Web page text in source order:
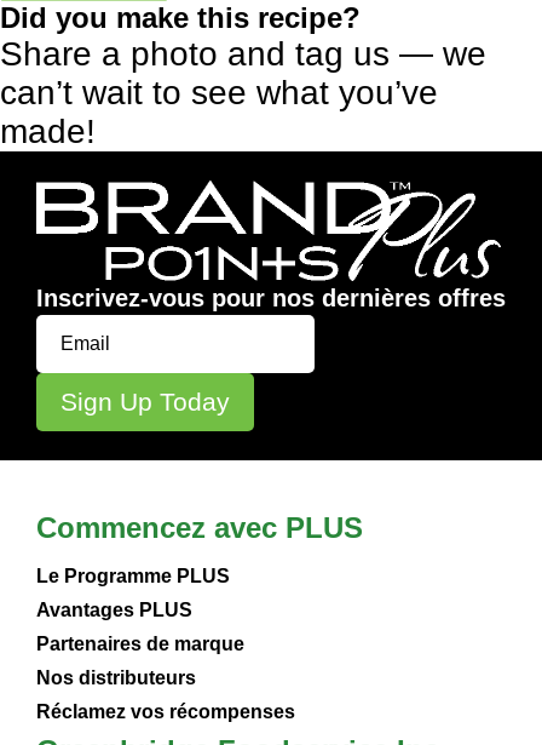
Did you make this recipe?
Share a photo and tag us — we
can’t wait to see what you’ve
made!
Inscrivez-vous pour nos dernières offres
Commencez avec PLUS
Le Programme PLUS
Avantages PLUS
Partenaires de marque
Nos distributeurs
Réclamez vos récompenses